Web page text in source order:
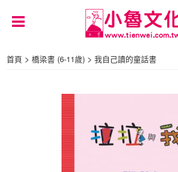
首頁 >橋梁書 (6-11歲) >我自己讀的童話書